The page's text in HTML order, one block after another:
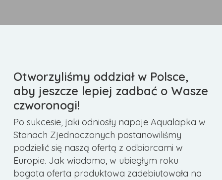
Otworzyliśmy oddział w Polsce,
aby jeszcze lepiej zadbać o Wasze
czworonogi!
Po sukcesie, jaki odniosły napoje Aqualapka w
Stanach Zjednoczonych postanowiliśmy
podzielić się naszą ofertą z odbiorcami w
Europie. Jak wiadomo, w ubiegłym roku
bogata oferta produktowa zadebiutowała na